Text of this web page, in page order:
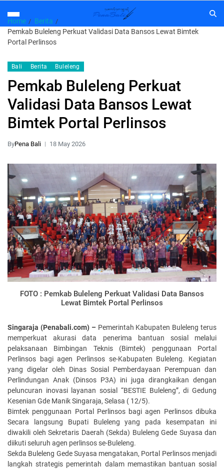
Home
Berita
Pemkab Buleleng Perkuat Validasi Data Bansos Lewat Bimtek
Portal Perlinsos
Bali Berita Buleleng
Pemkab Buleleng Perkuat
Validasi Data Bansos Lewat
Bimtek Portal Perlinsos
ByPena Bali 18 May 2026
FOTO : Pemkab Buleleng Perkuat Validasi Data Bansos
Lewat Bimtek Portal Perlinsos
Singaraja (Penabali.com) – Pemerintah Kabupaten Buleleng terus
memperkuat akurasi data penerima bantuan sosial melalui
pelaksanaan Bimbingan Teknis (Bimtek) penggunaan Portal
Perlinsos bagi agen Perlinsos se-Kabupaten Buleleng. Kegiatan
yang digelar oleh Dinas Sosial Pemberdayaan Perempuan dan
Perlindungan Anak (Dinsos P3A) ini juga dirangkaikan dengan
peluncuran inovasi layanan sosial “BESTIE Buleleng”, di Gedung
Kesenian Gde Manik Singaraja, Selasa ( 12/5).
Bimtek penggunaan Portal Perlinsos bagi agen Perlinsos dibuka
Secara langsung Bupati Buleleng yang pada kesempatan ini
diwakili oleh Sekretaris Daerah (Sekda) Buleleng Gede Suyasa dan
diikuti seluruh agen perlinsos se-Buleleng.
Sekda Buleleng Gede Suyasa mengatakan, Portal Perlinsos menjadi
langkah strategis pemerintah dalam memastikan bantuan sosial